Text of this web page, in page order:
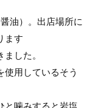
油）。出店場所に
ます
した。
用しているそう
と噛みすると岩塩